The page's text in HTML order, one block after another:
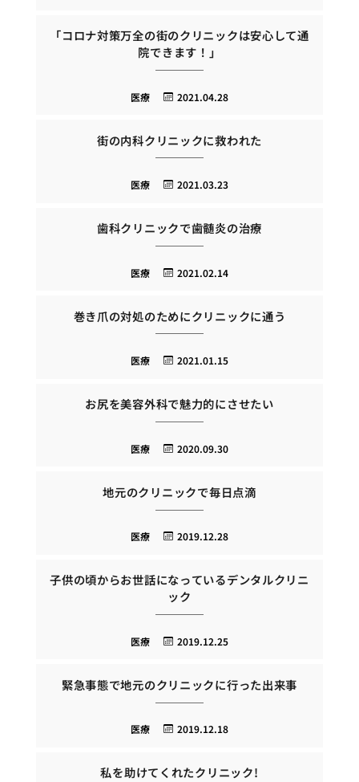
「コロナ対策万全の街のクリニックは安心して通
院できます！」
2021.04.28
医療
街の内科クリニックに救われた
2021.03.23
医療
歯科クリニックで歯髄炎の治療
2021.02.14
医療
巻き爪の対処のためにクリニックに通う
2021.01.15
医療
お尻を美容外科で魅力的にさせたい
2020.09.30
医療
地元のクリニックで毎日点滴
2019.12.28
医療
子供の頃からお世話になっているデンタルクリニ
ック
2019.12.25
医療
緊急事態で地元のクリニックに行った出来事
2019.12.18
医療
私を助けてくれたクリニック!